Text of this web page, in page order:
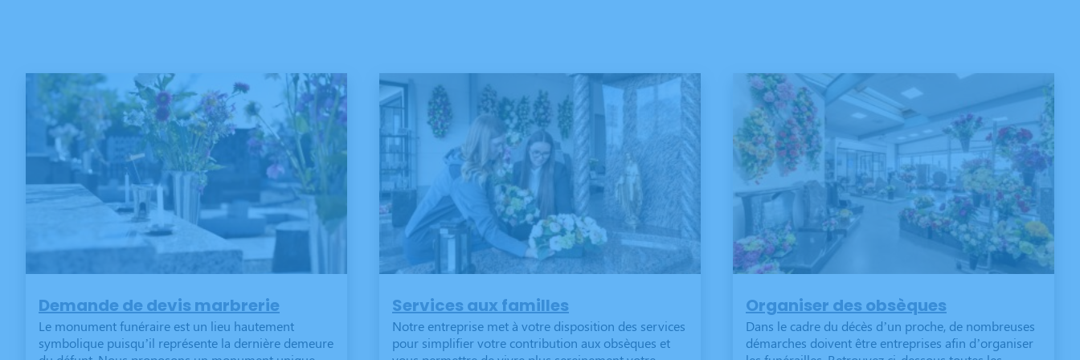
Demande de devis marbrerie
Le monument funéraire est un lieu hautement
symbolique puisqu’il représente la dernière demeure
Services aux familles
Notre entreprise met à votre disposition des services
pour simplifier votre contribution aux obsèques et
Organiser des obsèques
Dans le cadre du décès d’un proche, de nombreuses
démarches doivent être entreprises afin d’organiser